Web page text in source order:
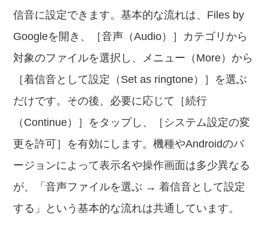
信音に設定できます。基本的な流れは、Files by
Googleを開き、［音声（Audio）］カテゴリから
対象のファイルを選択し、メニュー（More）から
［着信音として設定（Set as ringtone）］を選ぶ
だけです。その後、必要に応じて［続行
（Continue）］をタップし、［システム設定の変
更を許可］を有効にします。機種やAndroidのバ
ージョンによって表示名や操作画面は多少異なる
が、「音声ファイルを選ぶ → 着信音として設定
する」という基本的な流れは共通しています。